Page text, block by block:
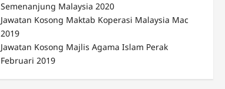
Semenanjung Malaysia 2020
Jawatan Kosong Maktab Koperasi Malaysia Mac
2019
Jawatan Kosong Majlis Agama Islam Perak
Februari 2019